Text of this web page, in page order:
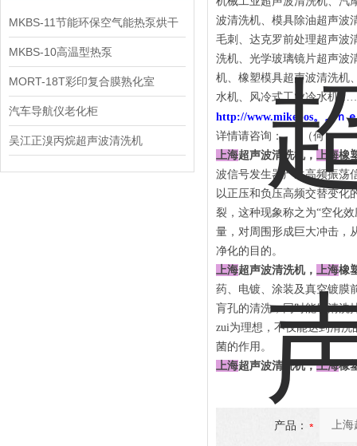
波清洗机、模具除油超声波
毛刺、达克罗前处理超声波
洗机、光学玻璃镜片超声波
机、橡塑模具超声波清洗机
水机、风冷式工业冷水机
http://www.mikebos。。ｎ
详情请咨询：
（何）
上海超声波清洗机， 上海橡
波信号发生器产生高频振荡
以正压和负压高频交替变化
裂，这种现象称之为“空化
量，对周围形成巨大冲击，
净化的目的。
上海超声波清洗机， 上海橡
药、电镀、涂装及真空镀膜
肓孔的清洗，同时能够清洗
zui为理想，不仅能达到清
菌的作用。
上海超声波清洗机，上海橡
产品：
MKBS-11节能环保空气能热泵烘干
机
MKBS-10高温型热泵
MORT-18T彩印复合膜熟化室
汽车导航仪老化柜
吴江正溴丙烷超声波清洗机